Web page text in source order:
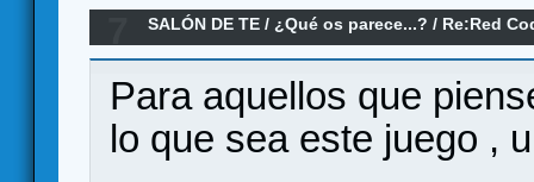
SALÓN DE TE / ¿Qué os parece...? / Re:Red
Para aquellos que
lo que sea este juego ,